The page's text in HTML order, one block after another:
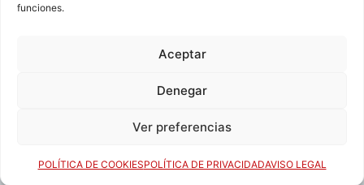
funciones.
Aceptar
Denegar
Ver preferencias
POLÍTICA DE COOKIESPOLÍTICA DE PRIVACIDADAVISO LEGAL
VIDEOCONFERENCIAS
POLÍTICA DE PRIVACIDAD
CONTACTO
© FEDERACIÓN ESPAÑOLA DE RUGBY 2023.